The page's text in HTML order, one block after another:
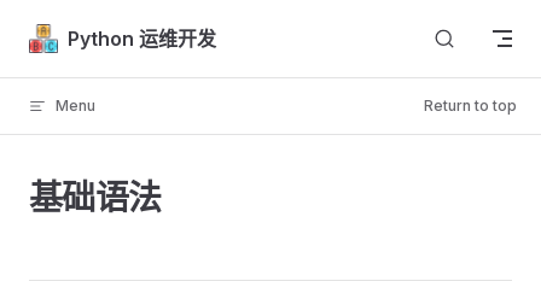
Skip to content
Python 运维开发
Menu Return to top
基础语法